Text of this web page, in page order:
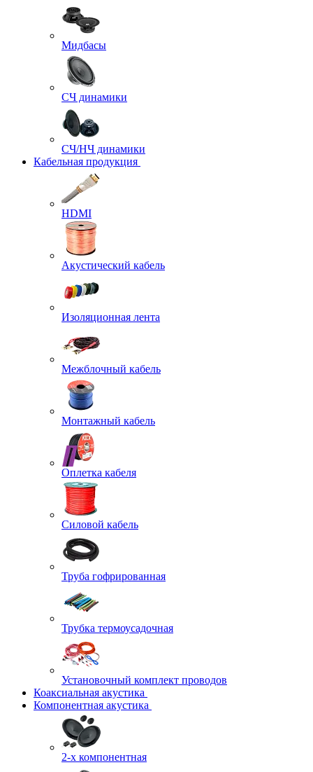
Мидбасы
СЧ динамики
СЧ/НЧ динамики
Кабельная продукция
HDMI
Акустический кабель
Изоляционная лента
Межблочный кабель
Монтажный кабель
Оплетка кабеля
Силовой кабель
Труба гофрированная
Трубка термоусадочная
Установочный комплект проводов
Коаксиальная акустика
Компонентная акустика
2-х компонентная